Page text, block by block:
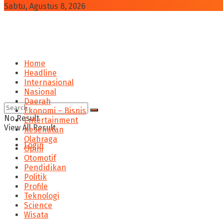
Sabtu, Agustus 8, 2026
No Result
View All Result
Login
Home
Headline
Internasional
Nasional
Daerah
Ekonomi – Bisnis
Entertainment
Kesehatan
Olahraga
Opini
Otomotif
Pendidikan
Politik
Profile
Teknologi
Science
Wisata